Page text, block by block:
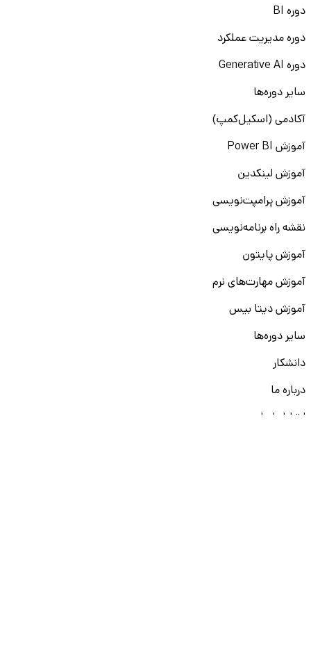
دوره BI
دوره مدیریت عملکرد
دوره Generative AI
سایر دوره‌ها
آکادمی (اسکیل‌کمپ)
آموزش Power BI
آموزش لینکدین
آموزش پرامپت‌نویسی
نقشه راه برنامه‌نویسی
آموزش پایتون
آموزش مهارت‌های نرم
آموزش دیتا بیس
سایر دوره‌ها
دانشکار
درباره ما
ارتباط با ما